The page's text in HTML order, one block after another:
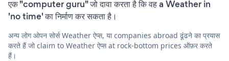
एक "computer guru" जो दावा करता है कि वह a Weather in
'no time' का निर्माण कर सकता है।
अन्य लोग ओपन सोर्स Weather ऐप्स, या companies abroad ढूंढने का प्रयास
करते हैं जो claim to Weather ऐप्स at rock-bottom prices ऑफ़र करते
हैं।